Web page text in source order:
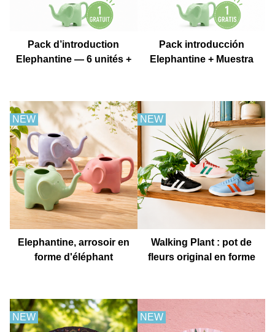
Pack d’introduction
Elephantine — 6 unités +
Pack introducción
Elephantine + Muestra
NEW
Elephantine, arrosoir en
forme d'éléphant
NEW
Walking Plant : pot de
fleurs original en forme
NEW NEW